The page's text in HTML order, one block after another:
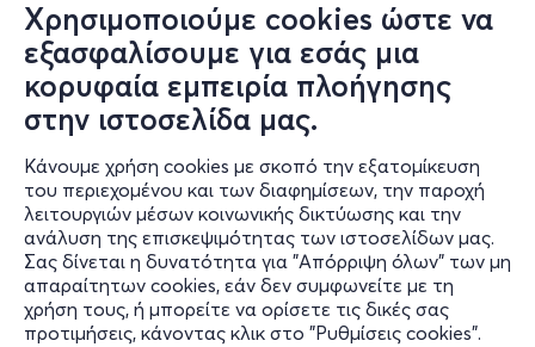
Χρησιμοποιούμε cookies ώστε να
εξασφαλίσουμε για εσάς μια
κορυφαία εμπειρία πλοήγησης
στην ιστοσελίδα μας.
Κάνουμε χρήση cookies με σκοπό την εξατομίκευση
του περιεχομένου και των διαφημίσεων, την παροχή
λειτουργιών μέσων κοινωνικής δικτύωσης και την
ανάλυση της επισκεψιμότητας των ιστοσελίδων μας.
Σας δίνεται η δυνατότητα για "Απόρριψη όλων" των μη
απαραίτητων cookies, εάν δεν συμφωνείτε με τη
χρήση τους, ή μπορείτε να ορίσετε τις δικές σας
προτιμήσεις, κάνοντας κλικ στο "Ρυθμίσεις cookies".
Πληροφορίες
Υποστήριξη